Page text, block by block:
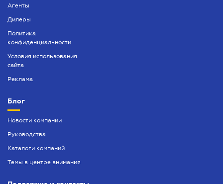
Агенты
Дилеры
Политика
конфиденциальности
Условия использования
сайта
Реклама
Блог
Новости компании
Руководства
Каталоги компаний
Темы в центре внимания